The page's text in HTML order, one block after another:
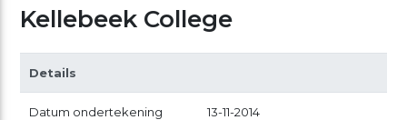
Kellebeek College
Details
Datum ondertekening 13-11-2014